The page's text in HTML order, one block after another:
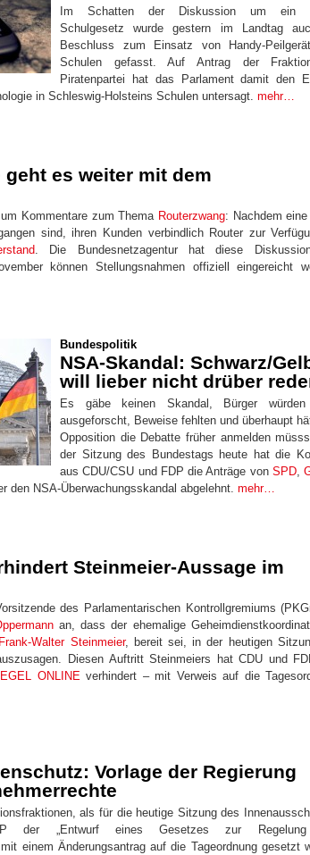
Im Schatten der Diskussion um ein
Schulgesetz wurde gestern im Landtag
Beschluss zum Einsatz von Handy-
Schulen gefasst. Auf Antrag der
Piratenpartei hat das Parlament damit den
in Schleswig-Holsteins Schulen untersagt. mehr…
geht es weiter mit dem
Kommentare zum Thema Routerzwang: Nachdem eine
sind, ihren Kunden verbindlich Router zur
. Die Bundesnetzagentur hat diese
können Stellungsnahmen offiziell eingereicht
Bundespolitik
NSA-Skandal: Schwarz/
will lieber nicht drüber
Es gäbe keinen Skandal, Bürger
ausgeforscht, Beweise fehlten und überhaupt
Opposition die Debatte früher anmelden
der Sitzung des Bundestags heute hat die
aus CDU/CSU und FDP die Anträge von SPD,
den NSA-Überwachungsskandal abgelehnt. mehr…
Steinmeier-Aussage im
des Parlamentarischen Kontrollgremiums
an, dass der ehemalige
Frank-Walter Steinmeier, bereit sei, in der heutigen
Diesen Auftritt Steinmeiers hat CDU und
ONLINE verhindert – mit Verweis auf die
Vorlage der Regierung
als für die heutige Sitzung des
der „Entwurf eines Gesetzes zur
einem Änderungsantrag auf die Tageordnung gesetzt